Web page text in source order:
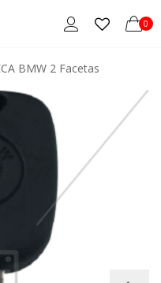
0
BMW 2 Facetas